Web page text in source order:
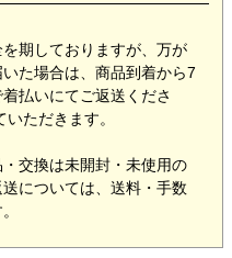
期しておりますが、万が
た場合は、商品到着から7
払いにてご返送くださ
ただきます。
交換は未開封・未使用の
については、送料・手数